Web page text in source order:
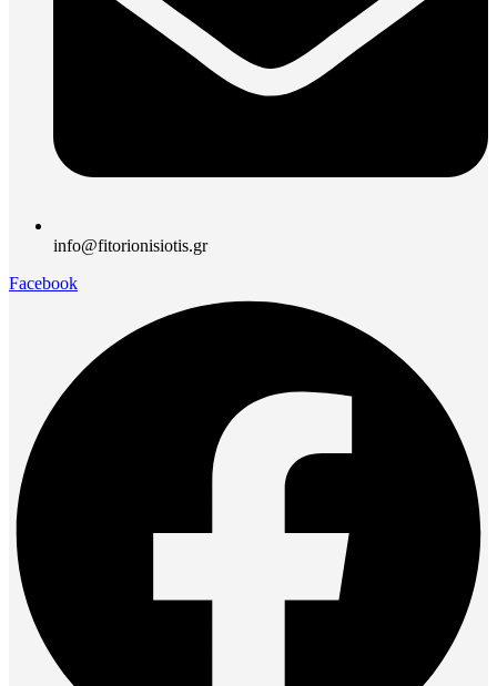
info@fitorionisiotis.gr
Facebook